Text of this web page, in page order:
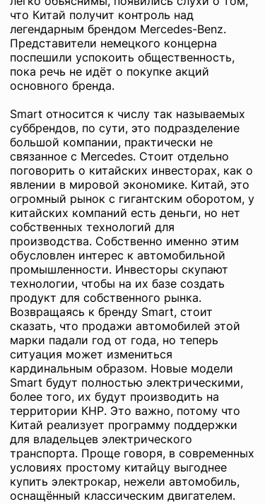
что Китай получит контроль над
легендарным брендом Mercedes-Benz.
Представители немецкого концерна
поспешили успокоить общественность,
пока речь не идёт о покупке акций
основного бренда.
Smart относится к числу так называемых
суббрендов, по сути, это подразделение
большой компании, практически не
связанное с Mercedes. Стоит отдельно
поговорить о китайских инвесторах, как о
явлении в мировой экономике. Китай, это
огромный рынок с гигантским оборотом, у
китайских компаний есть деньги, но нет
собственных технологий для
производства. Собственно именно этим
обусловлен интерес к автомобильной
промышленности. Инвесторы скупают
технологии, чтобы на их базе создать
продукт для собственного рынка.
Возвращаясь к бренду Smart, стоит
сказать, что продажи автомобилей этой
марки падали год от года, но теперь
ситуация может измениться
кардинальным образом. Новые модели
Smart будут полностью электрическими,
более того, их будут производить на
территории КНР. Это важно, потому что
Китай реализует программу поддержки
для владельцев электрического
транспорта. Проще говоря, в современных
условиях простому китайцу выгоднее
купить электрокар, нежели автомобиль,
оснащённый классическим двигателем.